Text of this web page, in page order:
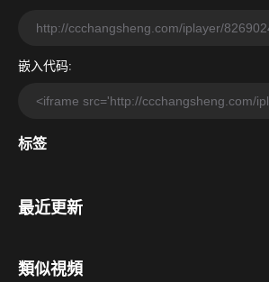
嵌入代码:
标签
最近更新
類似視頻